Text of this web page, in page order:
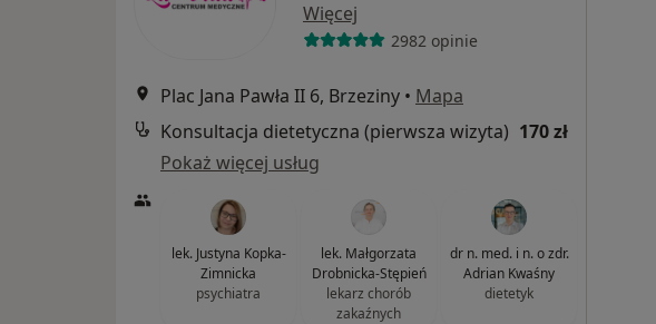
Więcej
2982 opinie
Plac Jana Pawła II 6, Brzeziny • Mapa
Konsultacja dietetyczna (pierwsza wizyta) 170 zł
Pokaż więcej usług
lek. Justyna Kopka-
Zimnicka
psychiatra
lek. Małgorzata
Drobnicka-Stępień
lekarz chorób
zakaźnych
dr n. med. i n. o zdr.
Adrian Kwaśny
dietetyk